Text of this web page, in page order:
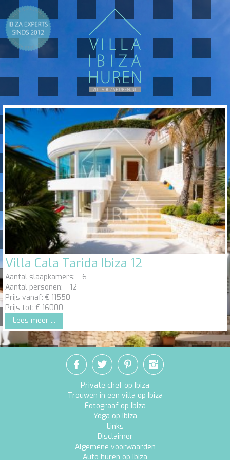
Villa Cala Tarida Ibiza 12
Aantal slaapkamers:
6
Aantal personen:
12
Prijs vanaf: € 11550
Prijs tot: € 16000
Lees meer ...
Private chef op Ibiza
Trouwen in een villa op Ibiza
Fotograaf op Ibiza
Yoga op Ibiza
Links
Disclaimer
Algemene voorwaarden
Auto huren op Ibiza